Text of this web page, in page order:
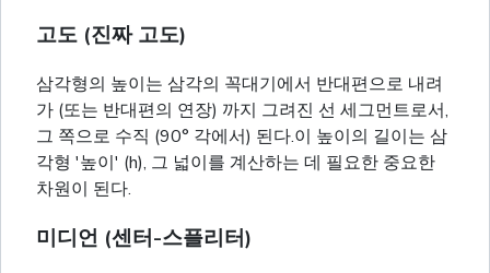
고도 (진짜 고도)
삼각형의 높이는 삼각의 꼭대기에서 반대편으로 내려
가 (또는 반대편의 연장) 까지 그려진 선 세그먼트로서,
그 쪽으로 수직 (90° 각에서) 된다.이 높이의 길이는 삼
각형 '높이' (h), 그 넓이를 계산하는 데 필요한 중요한
차원이 된다.
미디언 (센터-스플리터)